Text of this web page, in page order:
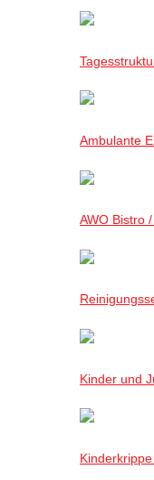
Ambulante
AWO Bistro
Kinder und